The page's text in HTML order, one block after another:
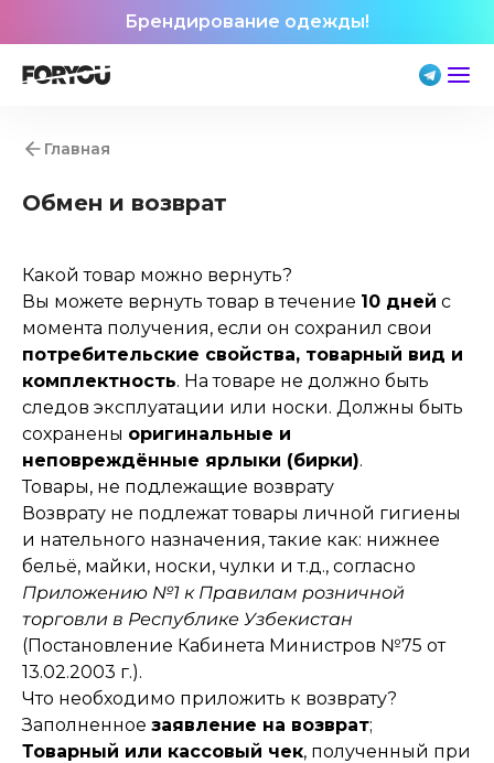
Брендирование одежды!
Главная
Обмен и возврат
Какой товар можно вернуть?
Вы можете вернуть товар в течение 10 дней с
момента получения, если он сохранил свои
потребительские свойства, товарный вид и
комплектность. На товаре не должно быть
следов эксплуатации или носки. Должны быть
сохранены оригинальные и
неповреждённые ярлыки (бирки).
Товары, не подлежащие возврату
Возврату не подлежат товары личной гигиены
и нательного назначения, такие как: нижнее
бельё, майки, носки, чулки и т.д., согласно
Приложению №1 к Правилам розничной
торговли в Республике Узбекистан
(Постановление Кабинета Министров №75 от
13.02.2003 г.).
Что необходимо приложить к возврату?
Заполненное заявление на возврат;
Товарный или кассовый чек, полученный при